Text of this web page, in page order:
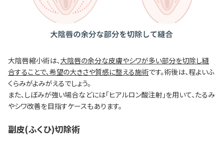
大陰唇縮小術は、大陰唇の余分な皮膚やシワが多い部分を切除し縫
合することで、希望の大きさや質感に整える施術です。術後は、程よいふ
くらみがよみがえるでしょう。
また、しぼみが強い場合などには「ヒアルロン酸注射」を用いて、たるみ
やシワ改善を目指すケースもあります。
副皮(ふくひ)切除術